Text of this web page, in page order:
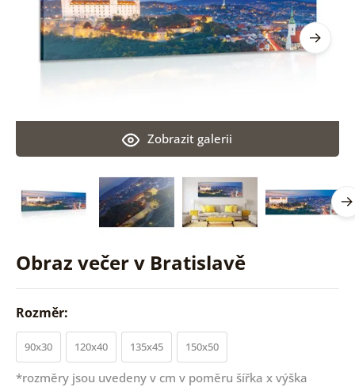
Obraz večer v Bratislavě
Zobrazit galerii
Rozměr:
90x30 120x40 135x45 150x50
*rozměry jsou uvedeny v cm v poměru šířka x výška